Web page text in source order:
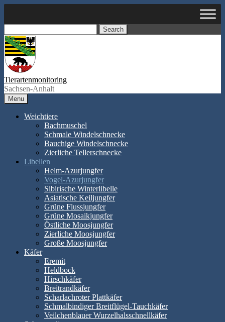
content
Tierartenmonitoring
Sachsen-Anhalt
Menu
Weichtiere
Bachmuschel
Schmale Windelschnecke
Bauchige Windelschnecke
Zierliche Tellerschnecke
Libellen
Helm-Azurjungfer
Vogel-Azurjungfer
Sibirische Winterlibelle
Asiatische Keiljungfer
Grüne Flussjungfer
Grüne Mosaikjungfer
Östliche Moosjungfer
Zierliche Moosjungfer
Große Moosjungfer
Käfer
Eremit
Heldbock
Hirschkäfer
Breitrandkäfer
Scharlachroter Plattkäfer
Schmalbindiger Breitflügel-Tauchkäfer
Veilchenblauer Wurzelhalsschnellkäfer